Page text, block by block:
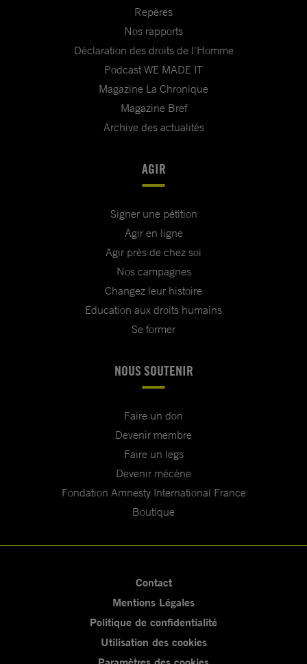
Repères
Nos rapports
Déclaration des droits de l'Homme
Podcast WE MADE IT
Magazine La Chronique
Magazine Bref
Archive des actualités
AGIR
Signer une pétition
Agir en ligne
Agir près de chez soi
Nos campagnes
Changez leur histoire
Education aux droits humains
Se former
NOUS SOUTENIR
Faire un don
Devenir membre
Faire un legs
Devenir mécène
Fondation Amnesty International France
Boutique
Contact
Mentions Légales
Politique de confidentialité
Utilisation des cookies